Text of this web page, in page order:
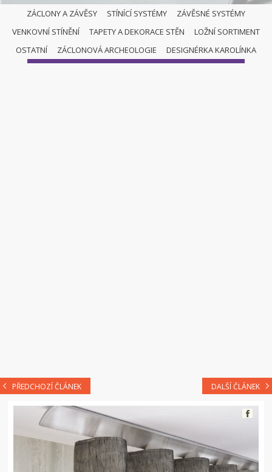
ZÁCLONY A ZÁVĚSY STÍNÍCÍ SYSTÉMY
ZÁVĚSNÉ SYSTÉMY
VENKOVNÍ STÍNĚNÍ
TAPETY A DEKORACE STĚN
LOŽNÍ SORTIMENT
OSTATNÍ
ZÁCLONOVÁ ARCHEOLOGIE DESIGNÉRKA KAROLÍNKA
ZÁCLONY A ZÁVĚSY
PŘEDCHOZÍ ČLÁNEK DALŠÍ ČLÁNEK